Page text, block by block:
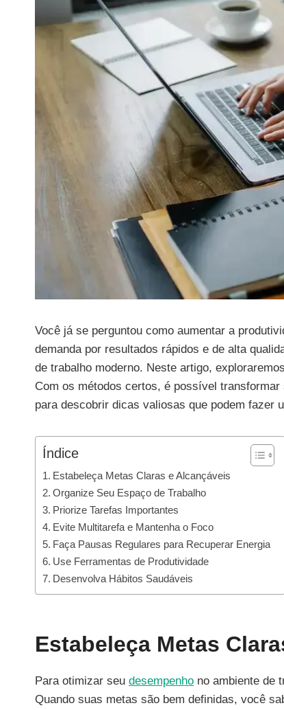
Você já se perguntou como aumentar a
demanda por resultados rápidos e de alta
de trabalho moderno. Neste artigo,
Com os métodos certos, é possível
para descobrir dicas valiosas que podem fazer
Índice
Estabeleça Metas Claras e Alcançáveis
Organize Seu Espaço de Trabalho
Priorize Tarefas Importantes
Evite Multitarefa e Mantenha o Foco
Faça Pausas Regulares para Recuperar Energia
Use Ferramentas de Produtividade
Desenvolva Hábitos Saudáveis
Estabeleça Metas
Para otimizar seu desempenho no ambiente de
Quando suas metas são bem definidas, você